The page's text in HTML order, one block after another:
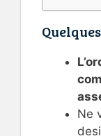
Ne